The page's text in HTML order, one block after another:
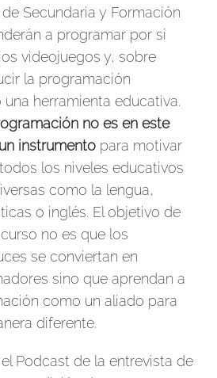
Secundaria y Formación
a programar por si
videojuegos y, sobre
la programación
herramienta educativa.
no es en este
instrumento para motivar
los niveles educativos
como la lengua,
o inglés. El objetivo de
no es que los
se conviertan en
sino que aprendan a
como un aliado para
diferente.
Podcast de la entrevista de